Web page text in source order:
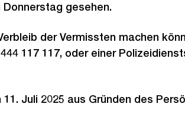
gesehen.
der Vermissten machen
117 117, oder einer
Juli 2025 aus Gründen des